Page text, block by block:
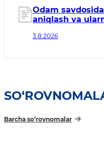
04.08.2026
Odam
aniqlash va
3.8.2026
Barcha so‘rovnomalar